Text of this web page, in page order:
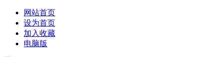
网站首页
设为首页
加入收藏
电脑版